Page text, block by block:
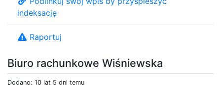
Biuro rachunkowe Wiśniewska
Dodano: 10 lat 5 dni temu
indeksację
Raportuj